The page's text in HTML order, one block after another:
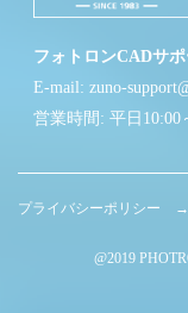
フォトロンCADサ
E-mail: zuno-
営業時間: 平日10:00
プライバシーポリシー →
@2019